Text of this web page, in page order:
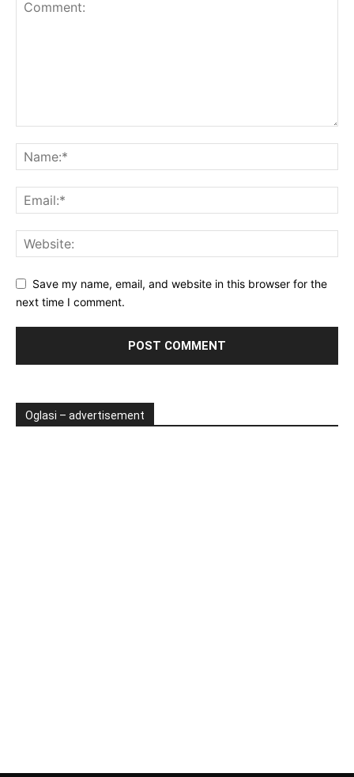
Save my name, email, and website in this browser for the
next time I comment.
Oglasi – advertisement